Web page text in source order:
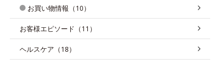
お買い物情報（10）
お客様エピソード（11）
ヘルスケア（18）